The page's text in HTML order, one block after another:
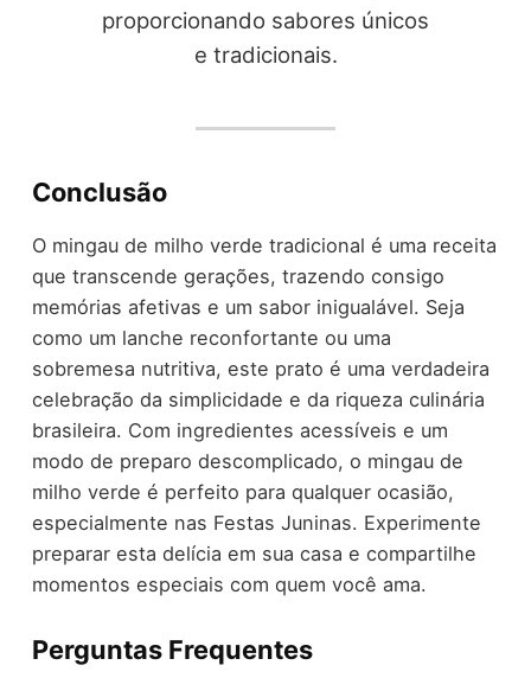
proporcionando sabores únicos
e tradicionais.
Conclusão
O mingau de milho verde tradicional é uma receita
que transcende gerações, trazendo consigo
memórias afetivas e um sabor inigualável. Seja
como um lanche reconfortante ou uma
sobremesa nutritiva, este prato é uma verdadeira
celebração da simplicidade e da riqueza culinária
brasileira. Com ingredientes acessíveis e um
modo de preparo descomplicado, o mingau de
milho verde é perfeito para qualquer ocasião,
especialmente nas Festas Juninas. Experimente
preparar esta delícia em sua casa e compartilhe
momentos especiais com quem você ama.
Perguntas Frequentes